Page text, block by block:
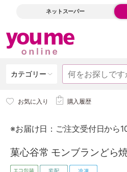
ネットスーパー
カテゴリー
お気に入り 購入履歴
※お届け日：ご注文受付日から
菓心谷常 モンブランどら